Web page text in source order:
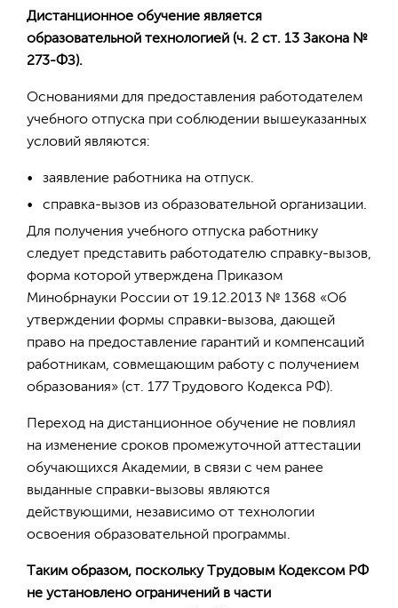
Дистанционное обучение является
образовательной технологией (ч. 2 ст. 13 Закона №
273-ФЗ).
Основаниями для предоставления работодателем
учебного отпуска при соблюдении вышеуказанных
условий являются:
заявление работника на отпуск.
справка-вызов из образовательной организации.
Для получения учебного отпуска работнику
следует представить работодателю справку-вызов,
форма которой утверждена Приказом
Минобрнауки России от 19.12.2013 № 1368 «Об
утверждении формы справки-вызова, дающей
право на предоставление гарантий и компенсаций
работникам, совмещающим работу с получением
образования» (ст. 177 Трудового Кодекса РФ).
Переход на дистанционное обучение не повлиял
на изменение сроков промежуточной аттестации
обучающихся Академии, в связи с чем ранее
выданные справки-вызовы являются
действующими, независимо от технологии
освоения образовательной программы.
Таким образом, поскольку Трудовым Кодексом РФ
не установлено ограничений в части